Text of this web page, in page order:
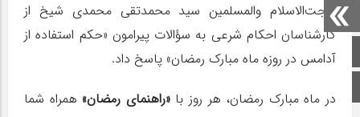
صفحه اصلی
حجت‌الاسلام والمسلمین سید محمدتقی محمدی شیخ از
کارشناسان احکام شرعی به سؤالات پیرامون «حکم استفاده از
آدامس در روزه ماه مبارک رمضان» پاسخ داد.
در ماه مبارک رمضان، هر روز با«راهنمای رمضان» همراه شما